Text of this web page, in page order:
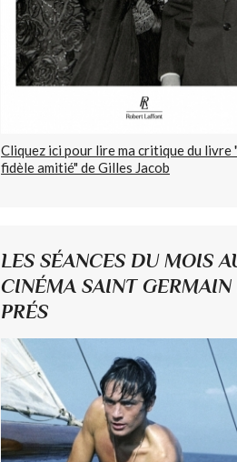
Cliquez ici pour lire ma critique du livre
fidèle amitié" de Gilles Jacob
LES SÉANCES DU MOIS
CINÉMA SAINT GERMAIN
PRÉS